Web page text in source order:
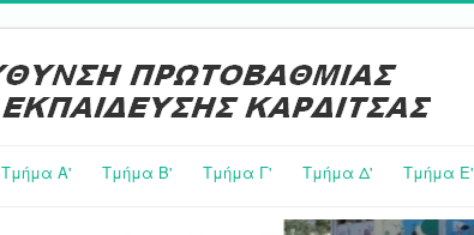
Τμήμα Α' Τμήμα Β' Τμήμα Γ' Τμήμα Δ' Τμήμα E'